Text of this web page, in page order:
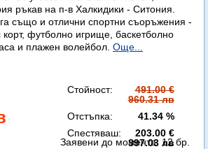
ръкав на п-в Халкидики - Ситония.
също и отлични спортни съоръжения -
футболно игрище, баскетболно
и плажен волейбол. Още...
Стойност:
491.00 €
960.31 лв
Отстъпка:
41.34 %
Спестяваш:
203.00 €
397.03 лв
Заявени до момента: 12 бр.